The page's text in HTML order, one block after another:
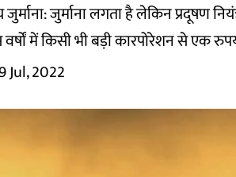
जुर्माना लगता है लेकिन प्रदूषण
में किसी भी बड़ी कारपोरेशन से एक
Jul, 2022